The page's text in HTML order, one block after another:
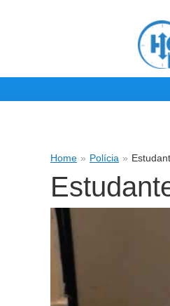
Home » Polícia »